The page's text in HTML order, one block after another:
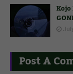
Kojo
Post A